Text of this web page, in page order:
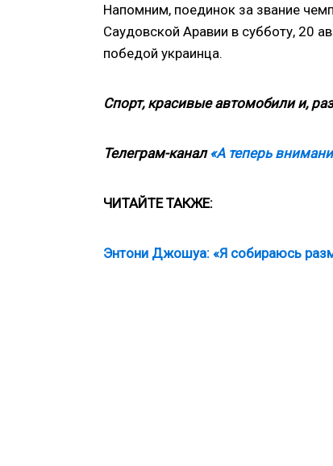
Напомним, поединок за звание
Саудовской Аравии в субботу, 20
победой украинца.
Спорт, красивые автомобили и,
Телеграм-канал «А теперь
ЧИТАЙТЕ ТАКЖЕ:
Энтони Джошуа: «Я собираюсь